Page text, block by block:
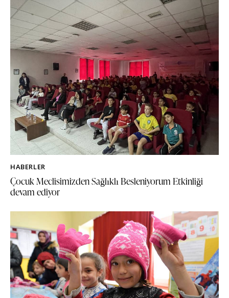
HABERLER
Çocuk Meclisimizden Sağlıklı Besleniyorum Etkinliği
devam ediyor